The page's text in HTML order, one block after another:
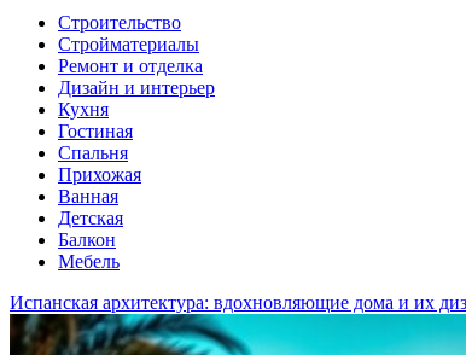
Строительство
Стройматериалы
Ремонт и отделка
Дизайн и интерьер
Кухня
Гостиная
Спальня
Прихожая
Ванная
Детская
Балкон
Мебель
Испанская архитектура: вдохновляющие дома и их